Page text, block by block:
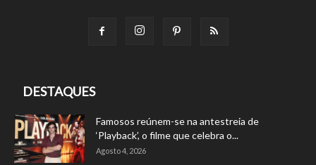
DESTAQUES
Famosos reúnem-se na antestreia de
‘Playback’, o filme que celebra o...
Agosto 4, 2026